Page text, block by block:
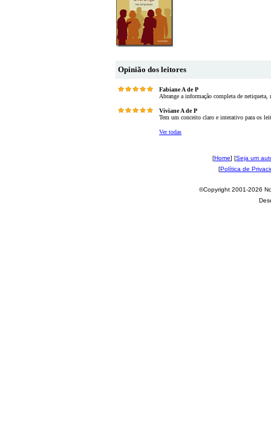
Opinião dos leitores
Fabiane A de P
Abrange a informação completa de
Viviane A de P
Tem um conceito claro e interativo para os
Ver todas
[Home] [Seja um
[Política de
©Copyright 2001-2026